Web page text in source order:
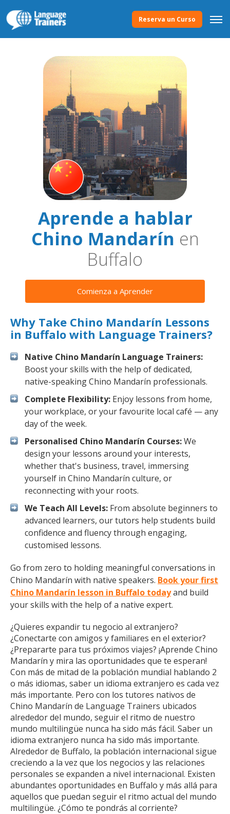
Reserva un Curso
Aprende a hablar
Chino Mandarín en
Buffalo
Comienza a Aprender
Why Take Chino Mandarín Lessons
in Buffalo with Language Trainers?
Native Chino Mandarín Language Trainers:
Boost your skills with the help of dedicated,
native-speaking Chino Mandarín professionals.
Complete Flexibility: Enjoy lessons from home,
your workplace, or your favourite local café — any
day of the week.
Personalised Chino Mandarín Courses:We
design your lessons around your interests,
whether that's business, travel, immersing
yourself in Chino Mandarín culture, or
reconnecting with your roots.
We Teach All Levels: From absolute beginners to
advanced learners, our tutors help students build
confidence and fluency through engaging,
customised lessons.
Go from zero to holding meaningful conversations in
Chino Mandarín with native speakers. Book your first
Chino Mandarín lesson in Buffalo todayand build
your skills with the help of a native expert.
¿Quieres expandir tu negocio al extranjero?
¿Conectarte con amigos y familiares en el exterior?
¿Prepararte para tus próximos viajes? ¡Aprende Chino
Mandarín y mira las oportunidades que te esperan!
Con más de mitad de la población mundial hablando 2
o más idiomas, saber un idioma extranjero es cada vez
más importante. Pero con los tutores nativos de
Chino Mandarín de Language Trainers ubicados
alrededor del mundo, seguir el ritmo de nuestro
mundo multilingüe nunca ha sido más fácil. Saber un
idioma extranjero nunca ha sido más importante.
Alrededor de Buffalo, la población internacional sigue
creciendo a la vez que los negocios y las relaciones
personales se expanden a nivel internacional. Existen
abundantes oportunidades en Buffalo y más allá para
aquellos que puedan seguir el ritmo actual del mundo
multilingüe. ¿Cómo te pondrás al corriente?